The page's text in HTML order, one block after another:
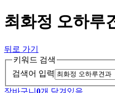
최화정 오하루
뒤로 가기
키워드 검색
검색어 입력